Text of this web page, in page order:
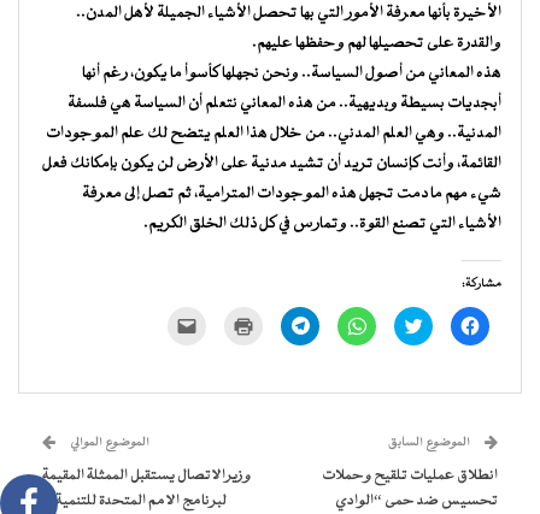
الأخيرة بأنها معرفة الأمور التي بها تحصل الأشياء الجميلة لأهل المدن..
والقدرة على تحصيلها لهم وحفظها عليهم.
هذه المعاني من أصول السياسة.. ونحن نجهلها كأسوأ ما يكون، رغم أنها
أبجديات بسيطة وبديهية.. من هذه المعاني نتعلم أن السياسة هي فلسفة
المدنية.. وهي العلم المدني.. من خلال هذا العلم يتضح لك علم الموجودات
القائمة، وأنت كإنسان تريد أن تشيد مدنية على الأرض لن يكون بإمكانك فعل
شيء مهم ما دمت تجهل هذه الموجودات المترامية، ثم تصل إلى معرفة
الأشياء التي تصنع القوة.. وتمارس في كل ذلك الخلق الكريم.
مشاركة:
انقر
للمشاركة
في
اضغط
للمشاركة
في
انقر
للمشاركة
في
انقر
للمشاركة
في
للطباعة
جديدة) الإلكتروني
نافذة
جديدة)
الموضوع السابق
انطلاق عمليات تلقيح وحملات
تحسيس ضد حمى “الوادي
الموضوع الموالي
وزيرالاتصال يستقبل الممثلة المقيمة
لبرنامج الامم المتحدة للتنمية فى